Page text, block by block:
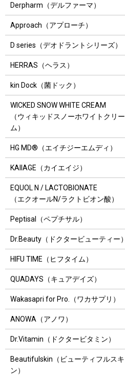
Derpharm（デルファーマ）
Approach（アプローチ）
D series（デオドラントシリーズ）
HERRAS（ヘラス）
kin Dock（菌ドック）
WICKED SNOW WHITE CREAM
（ウィキッドスノーホワイトクリー
ム）
HG MD®（エイチジーエムディ）
KAIIAGE（カイエイジ）
EQUOL N / LACTOBIONATE
（エクオールN/ラクトビオン酸）
Peptisal（ペプチサル）
Dr.Beauty（ドクタービューティー）
HIFU TIME（ヒフタイム）
QUADAYS（キュアデイズ）
Wakasapri for Pro.（ワカサプリ）
ANOWA（アノワ）
Dr.Vitamin（ドクタービタミン）
Beautifulskin（ビューティフルスキ
ン）